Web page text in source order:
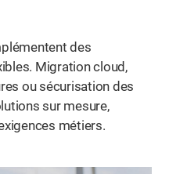
des
Migration cloud,
ou sécurisation des
sur mesure,
métiers.